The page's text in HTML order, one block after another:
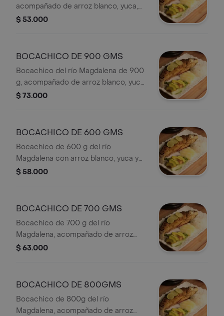
acompañado de arroz blanco, yuca,
ensalada de aguacate y rodajas de
$ 53.000
BOCACHICO DE 900 GMS
Bocachico del río Magdalena de 900
g, acompañado de arroz blanco, yuca
y ensalada.
$ 73.000
BOCACHICO DE 600 GMS
Bocachico de 600 g del río
Magdalena con arroz blanco, yuca y
ensalada. Decorado con rodajas de
$ 58.000
BOCACHICO DE 700 GMS
Bocachico de 700 g del río
Magdalena, acompañado de arroz
blanco, yuca y ensalada. El valor
$ 63.000
BOCACHICO DE 800GMS
Bocachico de 800g del río
Magdalena, acompañado de arroz